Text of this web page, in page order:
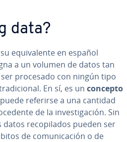
data?
equi­va­le­n­te en español
a un volumen de datos tan
procesado con ningún tipo
En sí, es un concepto
referirse a una cantidad
de la in­ve­s­ti­ga­ción. Sin
datos re­co­pi­la­dos pueden ser
de co­mu­ni­ca­ción o de